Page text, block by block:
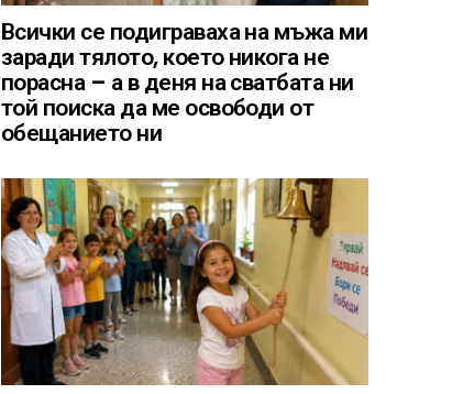
Всички се подиграваха на мъжа ми
заради тялото, което никога не
порасна – а в деня на сватбата ни
той поиска да ме освободи от
обещанието ни